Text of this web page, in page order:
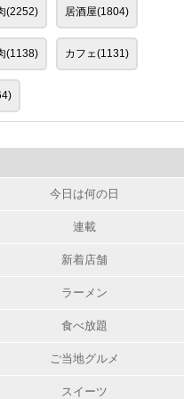
(2252) 居酒屋(1804)
(1138) カフェ(1131)
今日は何の日
連載
新着店舗
ラーメン
食べ放題
ご当地グルメ
スイーツ